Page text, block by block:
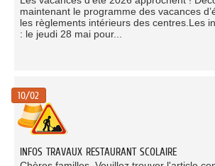
maintenant le programme des vacances
les règlements intérieurs des centres.Les
: le jeudi 28 mai pour...
10/02
INFOS TRAVAUX RESTAURANT SCOLAIRE